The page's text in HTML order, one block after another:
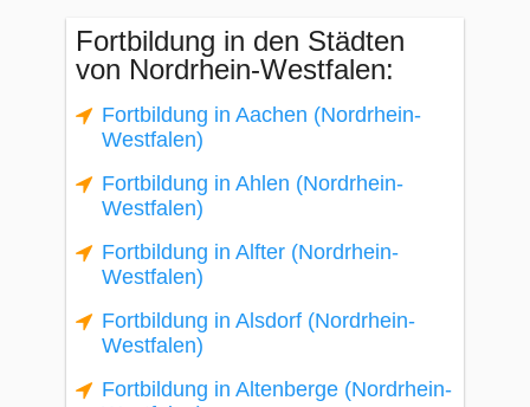
Fortbildung in den Städten
von Nordrhein-Westfalen:
Fortbildung in Aachen (Nordrhein-
Westfalen)
Fortbildung in Ahlen (Nordrhein-
Westfalen)
Fortbildung in Alfter (Nordrhein-
Westfalen)
Fortbildung in Alsdorf (Nordrhein-
Westfalen)
Fortbildung in Altenberge (Nordrhein-